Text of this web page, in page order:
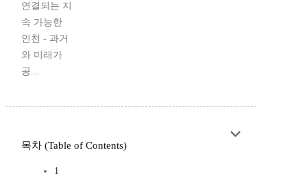
연결되는 지
속 가능한
인천 - 과거
와 미래가
공...
목차 (Table of Contents)
1